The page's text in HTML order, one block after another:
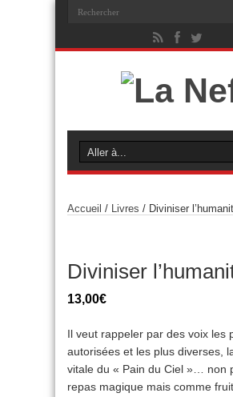
Accueil / Livres / Diviniser
Diviniser
13,00€
Il veut rappeler par des voix les
autorisées et les plus diverses,
vitale du « Pain du Ciel »… non
repas magique mais comme